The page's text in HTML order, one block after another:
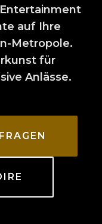
auf Ihre
Metropole.
für
Anlässe.